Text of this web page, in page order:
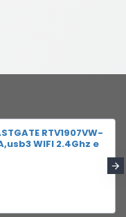
RTV1907VW-
WIFI 2.4Ghz e